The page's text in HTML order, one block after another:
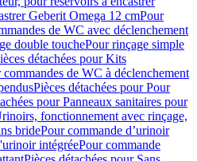
Geberit Omega 12 cmPour
de WC avec déclenchement
double touchePour rinçage simple
détachées pour Kits
commandes de WC à déclenchement
Pièces détachées pour Pour
pour Panneaux sanitaires pour
fonctionnement avec rinçage,
bridePour commande d’urinoir
intégréePour commande